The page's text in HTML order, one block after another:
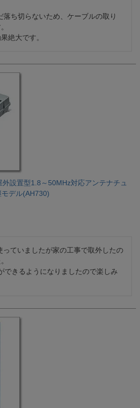
落ち切らないため、ケーブルの取り
絶大です。
設置型1.8～50MHz対応アンテナチュ
デル(AH730)
っていましたが家の工事で取外したの
できるようになりましたので楽しみ